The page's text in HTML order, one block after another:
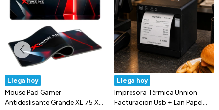
Llega hoy
Mouse Pad Gamer
Antideslisante Grande XL 75 X
Llega hoy
Impresora Térmica Unnion
Facturacion Usb + Lan Papel